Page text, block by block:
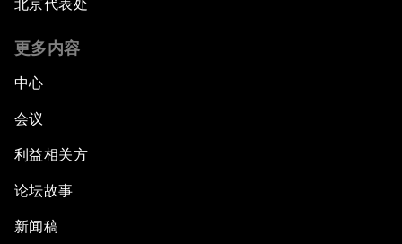
北京代表处
更多内容
中心
会议
利益相关方
论坛故事
新闻稿